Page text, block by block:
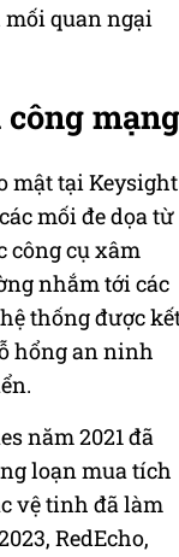
quan ngại
mạng
mật tại Keysight
mối đe dọa từ
công cụ xâm
nhắm tới các
thống được
hổng an ninh
năm 2021 đã
loạn mua tích
vệ tinh đã làm
RedEcho,